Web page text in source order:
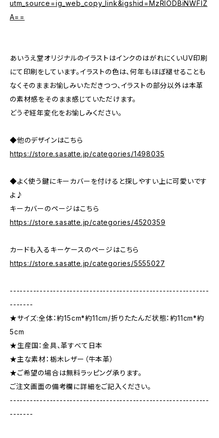
utm_source=ig_web_copy_link&igshid=MzRlODBiNWFlZ
A==
あいうえ堂オリジナルのイラストはインクのはがれにくいUV印刷
にて印刷をしています。イラストの色は、何年もほぼ褪せることも
なくそのままお愉しみいただきつつ、イラストの部分以外は本革
の素材感をそのまま感じていただけます。
どうぞ経年変化をお愉しみください。
◆他のデザインはこちら
https://store.sasatte.jp/categories/1498035
◆よく使う鍵にキーカバーを付けると探しやすい上に可愛いです
よ♪
キーカバーのページはこちら
https://store.sasatte.jp/categories/4520359
カードも入るキーケースのページはこちら
https://store.sasatte.jp/categories/5555027
------------------------------------------------------------
-------
★サイズ:全体：約15cm*約11cm/折りたたんだ状態：約11cm*約
5cm
★生産国：金具、革すべて日本
★主な素材：栃木レザー（牛本革）
★ご希望の場合は無料ラッピング承ります。
ご注文画面の備考欄に詳細をご記入ください。
------------------------------------------------------------
-------